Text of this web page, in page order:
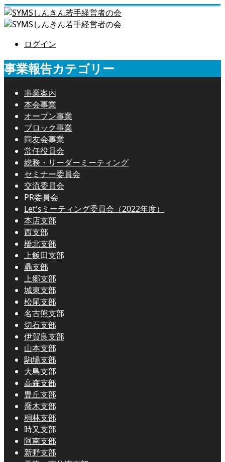
ログイン
事業報告カテゴリー
事業案内
本会事業
オープン事業
ブロック事業
同友会事業
常任役員会
総務・リーダーミーティング
セミナー委員会
交流委員会
PR委員会
Let'sミーティング委員会（2022年度）
本店支部
西支部
橋北支部
上飯田支部
鼎支部
上郷支部
城東支部
松尾支部
名古熊支部
切石支部
伊賀良支部
山本支部
駒場支部
大島支部
高森支部
豊丘支部
喬木支部
桐林支部
時又支部
阿南支部
新野支部